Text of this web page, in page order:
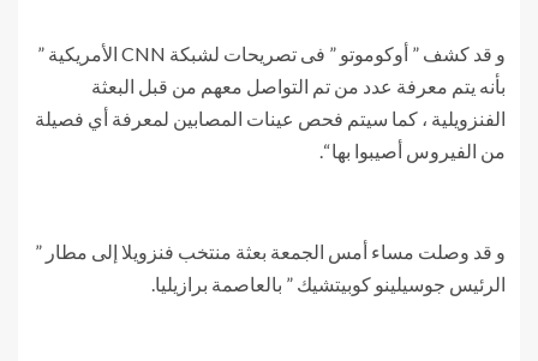
و قد كشف ” أوكوموتو ” فى تصريحات لشبكة CNN الأمريكية ”
بأنه يتم معرفة عدد من تم التواصل معهم من قبل البعثة
الفنزويلية ، كما سيتم فحص عينات المصابين لمعرفة أي فصيلة
من الفيروس أصيبوا بها “.
و قد وصلت مساء أمس الجمعة بعثة منتخب فنزويلا إلى مطار ”
الرئيس جوسيلينو كوبيتشيك ” بالعاصمة برازيليا.